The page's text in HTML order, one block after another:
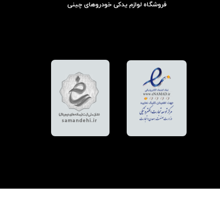
فروشگاه لوازم یدکی خودروهای چینی